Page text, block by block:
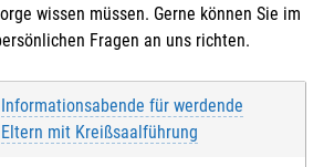
wissen müssen. Gerne können Sie im
Fragen an uns richten.
Informationsabende für werdende
Eltern mit Kreißsaalführung